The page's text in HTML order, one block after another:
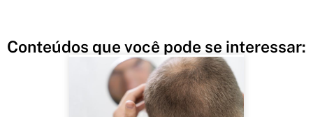
Conteúdos que você pode se interessar: